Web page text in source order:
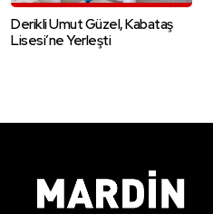
Derikli Umut Güzel, Kabataş
Lisesi’ne Yerleşti